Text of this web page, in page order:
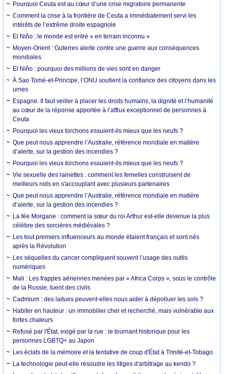
Pourquoi Ceuta est au cœur d’une crise migratoire permanente
Comment la crise à la frontière de Ceuta a immédiatement servi les
intérêts de l’extrême droite espagnole
El Niño : le monde est entré « en terrain inconnu »
Moyen-Orient : Guterres alerte contre une guerre aux conséquences
mondiales
El Niño : pourquoi des millions de vies sont en danger
À Sao Tomé-et-Principe, l’ONU soutient la confiance des citoyens dans les
urnes
Espagne. Il faut veiller à placer les droits humains, la dignité et l’humanité
au cœur de la réponse apportée à l’afflux exceptionnel de personnes à
Ceuta
Pourquoi les vieux torchons essuient-ils mieux que les neufs ?
Que peut nous apprendre l’Australie, référence mondiale en matière
d’alerte, sur la gestion des incendies ?
Pourquoi les vieux torchons essuient-ils mieux que les neufs ?
Vie sexuelle des rainettes : comment les femelles construisent de
meilleurs nids en s'accouplant avec plusieurs partenaires
Que peut nous apprendre l’Australie, référence mondiale en matière
d’alerte, sur la gestion des incendies ?
La fée Morgane : comment la sœur du roi Arthur est-elle devenue la plus
célèbre des sorcières médiévales ?
Les tout premiers influenceurs au monde étaient français et sont nés
après la Révolution
Les séquelles du cancer compliquent souvent l’usage des outils
numériques
Mali : Les frappes aériennes menées par « Africa Corps », sous le contrôle
de la Russie, tuent des civils
Cadmium : des laitues peuvent-elles nous aider à dépolluer les sols ?
Habiter en hauteur : un immobilier cher et recherché, mais vulnérable aux
fortes chaleurs
Refusé par l'État, exigé par la rue : le tournant historique pour les
personnes LGBTQ+ au Japon
Les éclats de la mémoire et la tentative de coup d'État à Trinité-et-Tobago
La technologie peut-elle résoudre les litiges d'arbitrage au kendo ?